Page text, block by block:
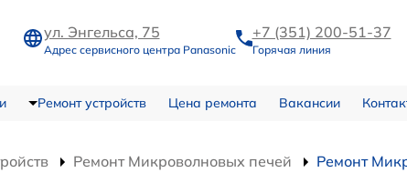
ул. Энгельса, 75
Адрес сервисного центра Panasonic
+7 (351) 200-51-37
Горячая линия
Ремонт устройств Цена ремонта Вакансии
Ремонт Микроволновых печей Ремонт